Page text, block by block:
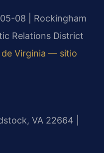
08 | Rockingham
Relations District
de Virginia — sitio
VA 22664 |